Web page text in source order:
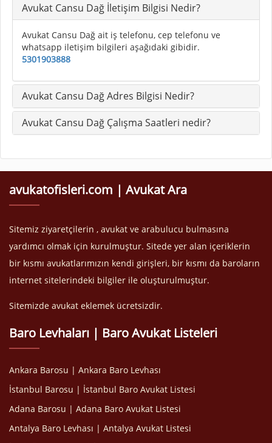
Avukat Cansu Dağ İletişim Bilgisi Nedir?
Avukat Cansu Dağ ait iş telefonu, cep telefonu ve
whatsapp iletişim bilgileri aşağıdaki gibidir.
5301903888
Avukat Cansu Dağ Adres Bilgisi Nedir?
Avukat Cansu Dağ Çalışma Saatleri nedir?
avukatofisleri.com | Avukat Ara
Sitemiz ziyaretçilerin , avukat ve arabulucu bulmasına
yardımcı olmak için kurulmuştur. Sitede yer alan içeriklerin
bir kısmı avukatlarımızın kendi girişleri, bir kısmı da baroların
internet sitelerindeki bilgiler ile oluşturulmuştur.
Sitemizde avukat eklemek ücretsizdir.
Baro Levhaları | Baro Avukat Listeleri
Ankara Barosu | Ankara Baro Levhası
İstanbul Barosu | İstanbul Baro Avukat Listesi
Adana Barosu | Adana Baro Avukat Listesi
Antalya Baro Levhası | Antalya Avukat Listesi